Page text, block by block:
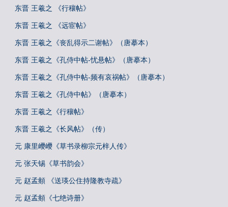
东晋 王羲之 《行穰帖》
东晋 王羲之 《远宦帖》
东晋 王羲之《丧乱得示二谢帖》（唐摹本）
东晋 王羲之《孔侍中帖-忧悬帖》（唐摹本）
东晋 王羲之《孔侍中帖-频有哀祸帖》（唐摹本）
东晋 王羲之《孔侍中帖》（唐摹本）
东晋 王羲之《行穰帖》
东晋 王羲之《长风帖》（传）
元 康里巎巎《草书录柳宗元梓人传》
元 张天锡《草书韵会》
元 赵孟頫 《送瑛公住持隆教寺疏》
元 赵孟頫《七绝诗册》